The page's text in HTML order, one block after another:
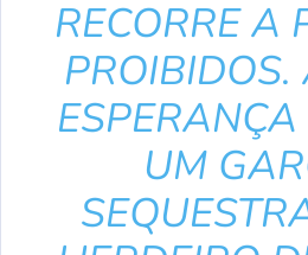
RECORRE A
UM